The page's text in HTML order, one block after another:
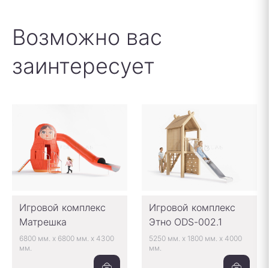
Возможно вас
заинтересует
Игровой комплекс
Матрешка
6800 мм. x 6800 мм. x 4300
мм.
Игровой комплекс
Этно ODS-002.1
5250 мм. x 1800 мм. x 4000
мм.